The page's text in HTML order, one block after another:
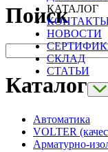
КАТАЛОГ
НОВОСТИ
СКЛАД
СТАТЬИ
Поиск
Каталог
Автоматика
VOLTER
Арматурно-